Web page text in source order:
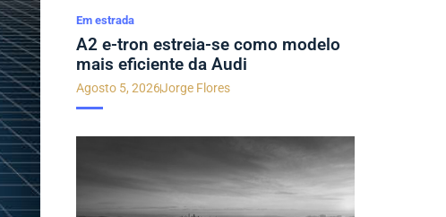
Em estrada
A2 e-tron estreia-se como modelo
mais eficiente da Audi
Agosto 5, 2026Jorge Flores